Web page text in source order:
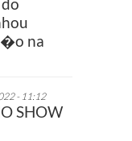
na
- 11:12
SHOW